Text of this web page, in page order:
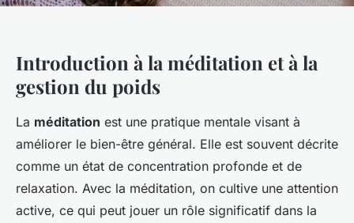
Introduction à la méditation et à la
gestion du poids
La méditation est une pratique mentale visant à
améliorer le bien-être général. Elle est souvent décrite
comme un état de concentration profonde et de
relaxation. Avec la méditation, on cultive une attention
active, ce qui peut jouer un rôle significatif dans la